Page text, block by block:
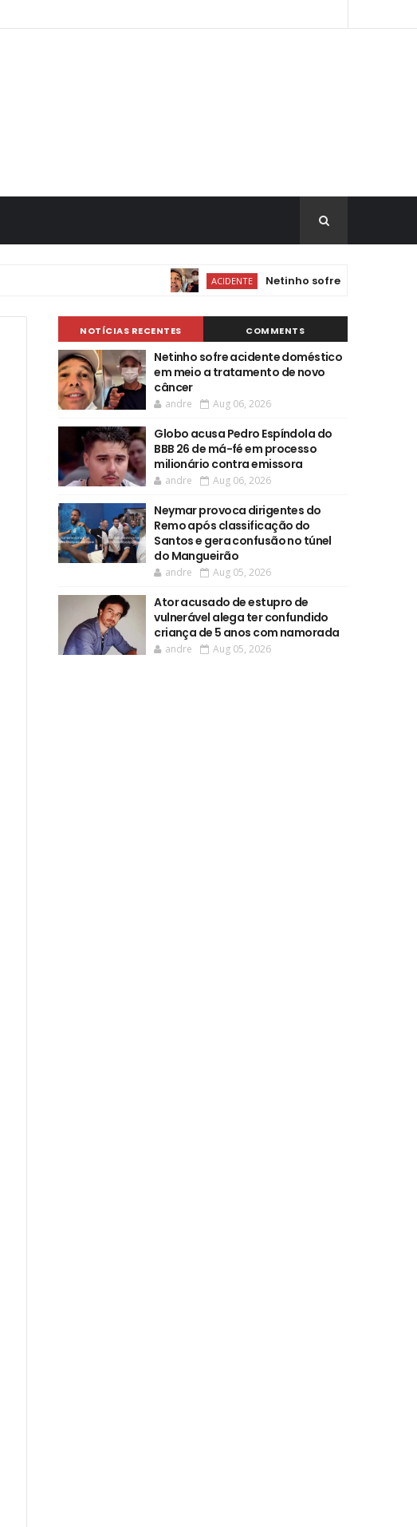
ACIDENTE Netinho sofre acidente doméstico
NOTÍCIAS RECENTES COMMENTS
Netinho sofre acidente doméstico
em meio a tratamento de novo
câncer
andre Aug 06, 2026
Globo acusa Pedro Espíndola do
BBB 26 de má-fé em processo
milionário contra emissora
andre Aug 06, 2026
Neymar provoca dirigentes do
Remo após classificação do
Santos e gera confusão no túnel
do Mangueirão
andre Aug 05, 2026
Ator acusado de estupro de
vulnerável alega ter confundido
criança de 5 anos com namorada
andre Aug 05, 2026